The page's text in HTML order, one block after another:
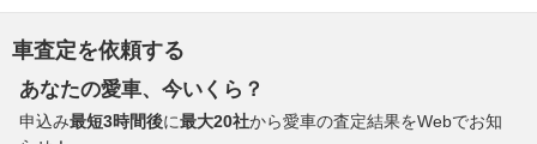
車査定を依頼する
あなたの愛車、今いくら？
申込み最短3時間後に最大20社から愛車の査定結果をWebでお知